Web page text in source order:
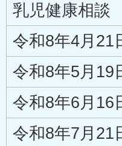
乳児健康相談
令和8年4月21
令和8年5月19
令和8年6月16
令和8年7月21